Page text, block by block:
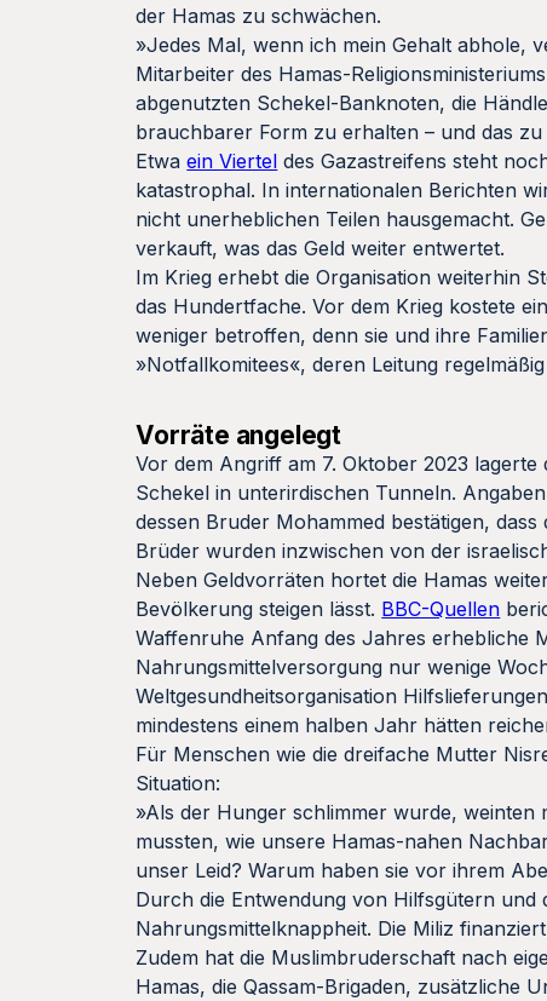
der Hamas zu schwächen.
»Jedes Mal, wenn ich mein Gehalt abhole,
Mitarbeiter des Hamas-
abgenutzten Schekel-Banknoten, die
brauchbarer Form zu erhalten – und das
Etwaein Viertel des Gazastreifens steht
katastrophal. In internationalen Berichten
nicht unerheblichen Teilen hausgemacht.
verkauft, was das Geld weiter entwertet.
Im Krieg erhebt die Organisation weiterhin
das Hundertfache. Vor dem Krieg kostete
weniger betroffen, denn sie und ihre
»Notfallkomitees«, deren Leitung
Vorräte angelegt
Vor dem Angriff am 7. Oktober 2023
Schekel in unterirdischen Tunneln.
dessen Bruder Mohammed bestätigen,
Brüder wurden inzwischen von der
Neben Geldvorräten hortet die Hamas
Bevölkerung steigen lässt. BBC-Quellen
Waffenruhe Anfang des Jahres erhebliche
Nahrungsmittelversorgung nur wenige
Weltgesundheitsorganisation
mindestens einem halben Jahr hätten
Für Menschen wie die dreifache Mutter
Situation:
»Als der Hunger schlimmer wurde,
mussten, wie unsere Hamas-nahen
unser Leid? Warum haben sie vor ihrem
Durch die Entwendung von Hilfsgütern
Nahrungsmittelknappheit. Die Miliz
Zudem hat die Muslimbruderschaft nach
Hamas, die Qassam-Brigaden, zusätzliche